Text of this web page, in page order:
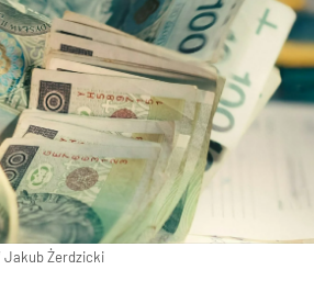
Jakub Żerdzicki